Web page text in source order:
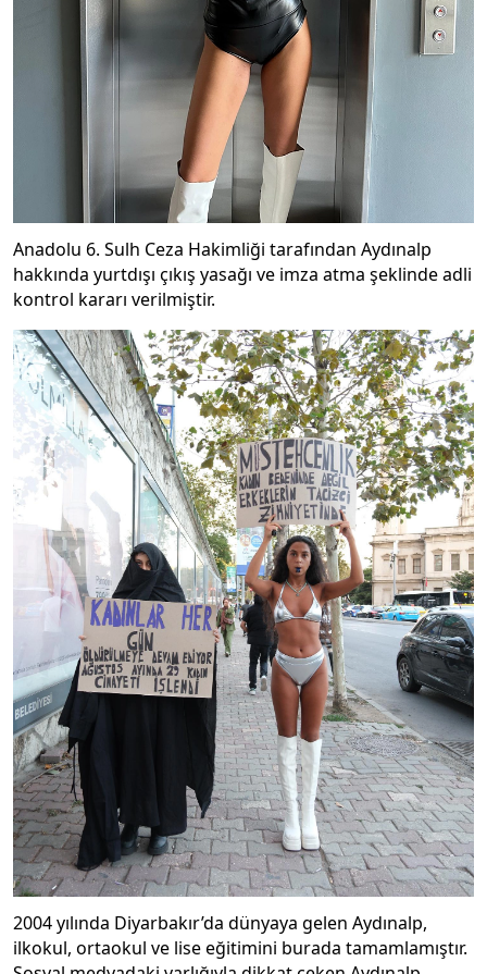
Anadolu 6. Sulh Ceza Hakimliği tarafından Aydınalp
hakkında yurtdışı çıkış yasağı ve imza atma şeklinde adli
kontrol kararı verilmiştir.
2004 yılında Diyarbakır’da dünyaya gelen Aydınalp,
ilkokul, ortaokul ve lise eğitimini burada tamamlamıştır.